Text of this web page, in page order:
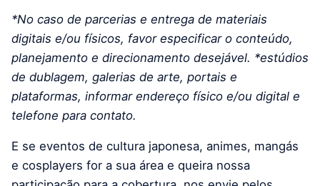
*No caso de parcerias e entrega de materiais
digitais e/ou físicos, favor especificar o conteúdo,
planejamento e direcionamento desejável. *estúdios
de dublagem, galerias de arte, portais e
plataformas, informar endereço físico e/ou digital e
telefone para contato.
E se eventos de cultura japonesa, animes, mangás
e cosplayers for a sua área e queira nossa